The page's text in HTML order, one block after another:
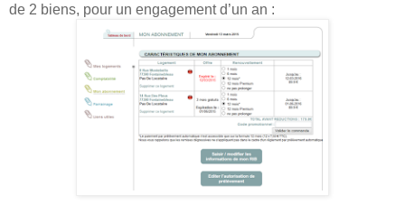
de 2 biens, pour un engagement d’un an :